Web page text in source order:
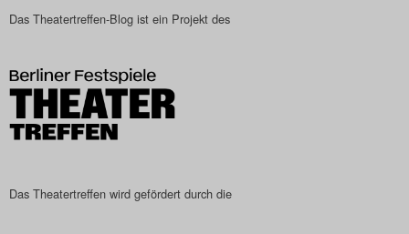
Das Theatertreffen-Blog ist ein Projekt des
Das Theatertreffen wird gefördert durch die